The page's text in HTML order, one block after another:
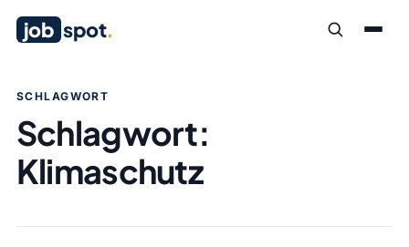
job spot.
SCHLAGWORT
Schlagwort:
Klimaschutz